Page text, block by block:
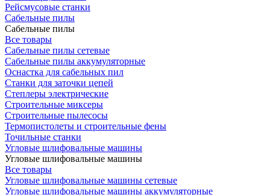
Рейсмусовые станки
Сабельные пилы
Сабельные пилы
Все товары
Сабельные пилы сетевые
Сабельные пилы аккумуляторные
Оснастка для сабельных пил
Станки для заточки цепей
Степлеры электрические
Строительные миксеры
Строительные пылесосы
Термопистолеты и строительные фены
Точильные станки
Угловые шлифовальные машины
Угловые шлифовальные машины
Все товары
Угловые шлифовальные машины сетевые
Угловые шлифовальные машины аккумуляторные